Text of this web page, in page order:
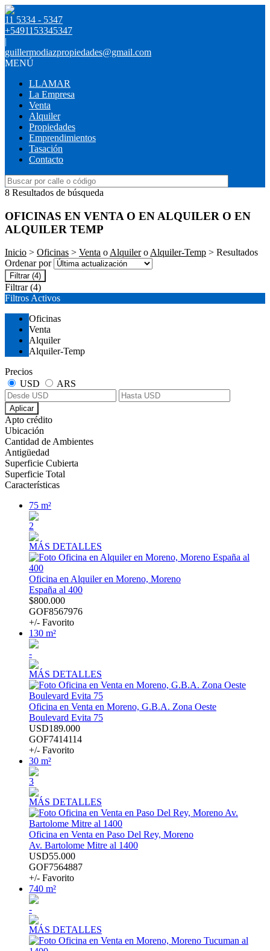
11 5334 - 5347
+5491153345347
|
guillermodiazpropiedades@gmail.com
MENÚ
LLAMAR
La Empresa
Venta
Alquiler
Propiedades
Emprendimientos
Tasación
Contacto
8 Resultados de búsqueda
OFICINAS EN VENTA O EN ALQUILER O EN
ALQUILER TEMP
Inicio > Oficinas > Venta oAlquileroAlquiler-Temp > Resultados
Ordenar por
Filtrar (4)
Filtrar (4)
Filtros Activos
Oficinas
Venta
Alquiler
Alquiler-Temp
Precios
USD
ARS
Aplicar
Apto crédito
Ubicación
Cantidad de Ambientes
Antigüedad
Superficie Cubierta
Superficie Total
Características
75 m²
2
MÁS DETALLES
Oficina en Alquiler en Moreno, Moreno
España al 400
$800.000
GOF8567976
+/- Favorito
130 m²
-
MÁS DETALLES
Oficina en Venta en Moreno, G.B.A. Zona Oeste
Boulevard Evita 75
USD189.000
GOF7414114
+/- Favorito
30 m²
3
MÁS DETALLES
Oficina en Venta en Paso Del Rey, Moreno
Av. Bartolome Mitre al 1400
USD55.000
GOF7564887
+/- Favorito
740 m²
-
MÁS DETALLES